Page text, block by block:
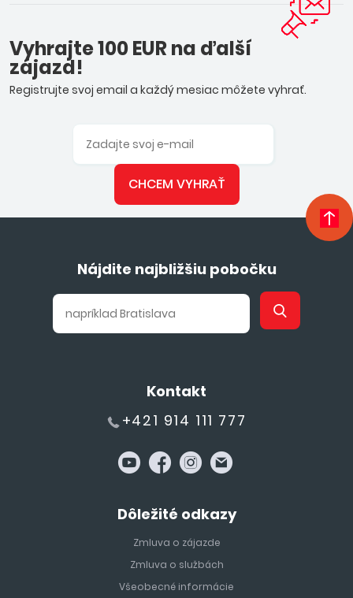
Vyhrajte 100 EUR na ďalší
zájazd!
Registrujte svoj email a každý mesiac môžete vyhrať.
CHCEM VYHRAŤ
Nájdite najbližšiu pobočku
Kontakt
+421 914 111 777
Dôležité odkazy
Zmluva o zájazde
Zmluva o službách
Všeobecné informácie